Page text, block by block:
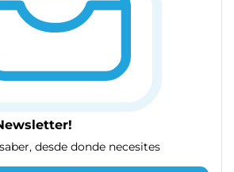
desde donde necesites